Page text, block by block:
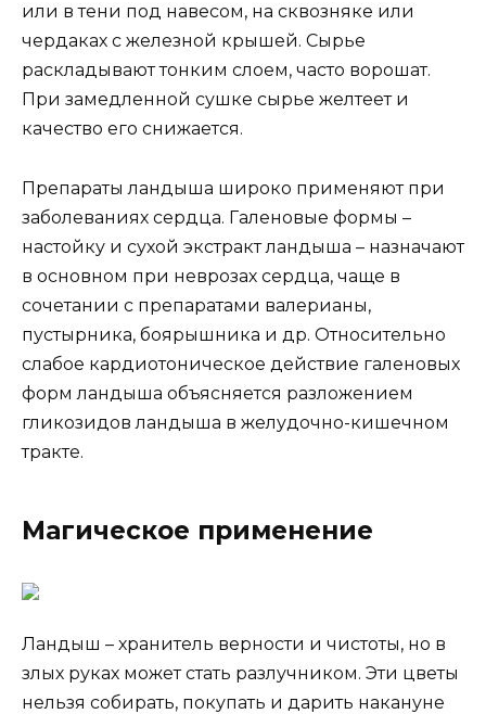
или в тени под навесом, на сквозняке или
чердаках с железной крышей. Сырье
раскладывают тонким слоем, часто ворошат.
При замедленной сушке сырье желтеет и
качество его снижается.
Препараты ландыша широко применяют при
заболеваниях сердца. Галеновые формы –
настойку и сухой экстракт ландыша – назначают
в основном при неврозах сердца, чаще в
сочетании с препаратами валерианы,
пустырника, боярышника и др. Относительно
слабое кардиотоническое действие галеновых
форм ландыша объясняется разложением
гликозидов ландыша в желудочно-кишечном
тракте.
Магическое применение
Ландыш – хранитель верности и чистоты, но в
злых руках может стать разлучником. Эти цветы
нельзя собирать, покупать и дарить накануне